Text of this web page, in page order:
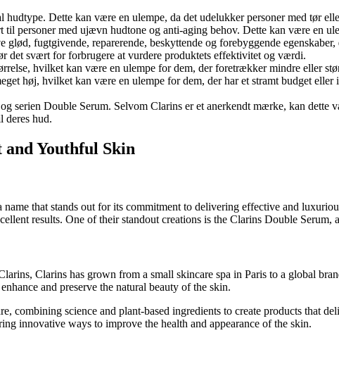
hudtype. Dette kan være en ulempe, da det udelukker personer med tør
personer med ujævn hudtone og anti-aging behov. Dette kan være en
glød, fugtgivende, reparerende, beskyttende og forebyggende
det svært for forbrugere at vurdere produktets effektivitet og værdi.
hvilket kan være en ulempe for dem, der foretrækker mindre eller
høj, hvilket kan være en ulempe for dem, der har et stramt budget
serien Double Serum. Selvom Clarins er et anerkendt mærke, kan
deres hud.
Youthful Skin
that stands out for its commitment to delivering effective and
results. One of their standout creations is the Clarins Double
Clarins has grown from a small skincare spa in Paris to a global
and preserve the natural beauty of the skin.
combining science and plant-based ingredients to create products that
innovative ways to improve the health and appearance of the skin.